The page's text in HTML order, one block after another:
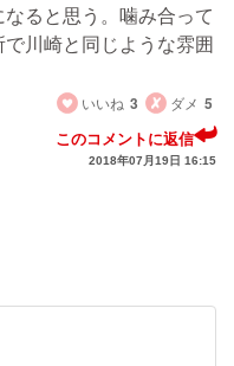
ると思う。噛み合って
川崎と同じような雰囲
いいね 3 ダメ 5
このコメントに返信
2018年07月19日 16:15